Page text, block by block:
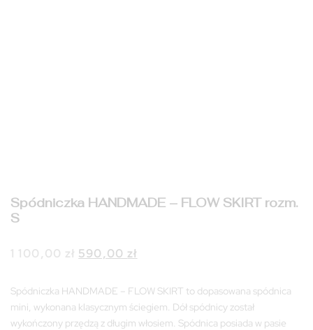
Spódniczka HANDMADE – FLOW SKIRT rozm.
S
1 100,00 zł Pierwotna
wynosiła:
1
100,00 zł.
590,00 zł
wynosi:
590,00 zł.
Spódniczka HANDMADE – FLOW SKIRT to dopasowana spódnica
mini, wykonana klasycznym ściegiem. Dół spódnicy został
wykończony przędzą z długim włosiem. Spódnica posiada w pasie